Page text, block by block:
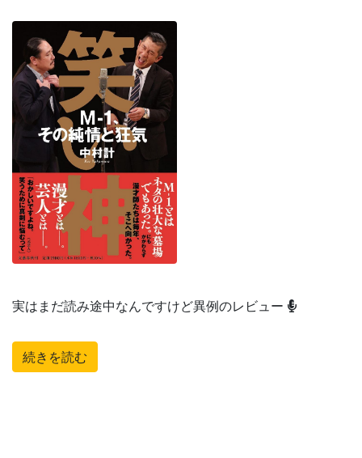
実はまだ読み途中なんですけど異例のレビュー
続きを読む